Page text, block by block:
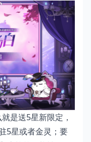
是送5星新限定，
5星或者金灵；要